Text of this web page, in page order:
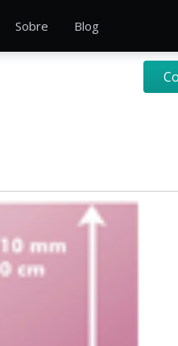
Sobre Blog